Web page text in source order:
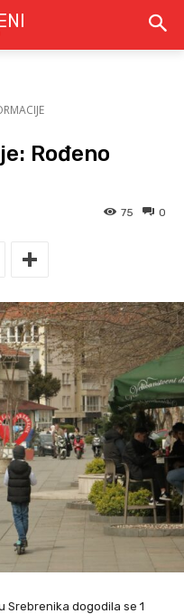
Rođeno
0
75
Srebrenika dogodila se 1